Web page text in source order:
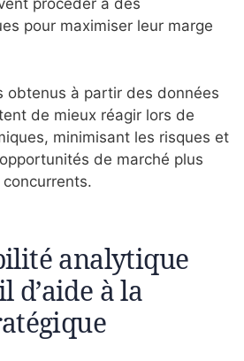
procéder à des
pour maximiser leur marge
obtenus à partir des données
de mieux réagir lors de
minimisant les risques et
de marché plus
analytique
d’aide à la